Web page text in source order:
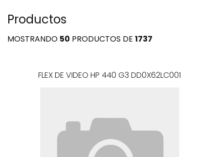
Productos
MOSTRANDO 50 PRODUCTOS DE 1737
FLEX DE VIDEO HP 440 G3 DD0X62LC001